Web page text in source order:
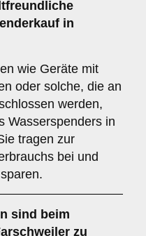
in
wie Geräte mit
oder solche, die an
werden,
Wasserspenders in
tragen zur
bei und
sind beim
zu